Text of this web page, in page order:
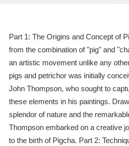
Part 1: The Origins and Concept of
from the combination of "pig" and
an artistic movement unlike any
pigs and petrichor was initially
John Thompson, who sought to
these elements in his paintings.
splendor of nature and the
Thompson embarked on a creative
to the birth of Pigcha. Part 2: